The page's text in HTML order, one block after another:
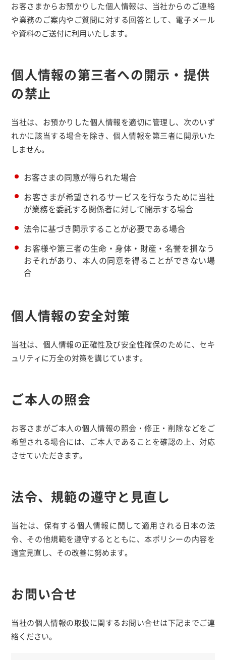
お客さまからお預かりした個人情報は、当社からのご連絡
や業務のご案内やご質問に対する回答として、電子メール
や資料のご送付に利用いたします。
個人情報の第三者への開示・提供
の禁止
当社は、お預かりした個人情報を適切に管理し、次のいず
れかに該当する場合を除き、個人情報を第三者に開示いた
しません。
お客さまの同意が得られた場合
お客さまが希望されるサービスを行なうために当社
が業務を委託する関係者に対して開示する場合
法令に基づき開示することが必要である場合
お客様や第三者の生命・身体・財産・名誉を損なう
おそれがあり、本人の同意を得ることができない場
合
個人情報の安全対策
当社は、個人情報の正確性及び安全性確保のために、セキ
ュリティに万全の対策を講じています。
ご本人の照会
お客さまがご本人の個人情報の照会・修正・削除などをご
希望される場合には、ご本人であることを確認の上、対応
させていただきます。
法令、規範の遵守と見直し
当社は、保有する個人情報に関して適用される日本の法
令、その他規範を遵守するとともに、本ポリシーの内容を
適宜見直し、その改善に努めます。
お問い合せ
当社の個人情報の取扱に関するお問い合せは下記までご連
絡ください。